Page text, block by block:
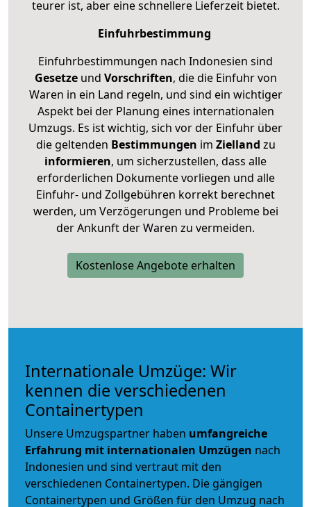
teurer ist, aber eine schnellere Lieferzeit bietet.
Einfuhrbestimmung
Einfuhrbestimmungen nach Indonesien sind
Gesetzeund Vorschriften, die die Einfuhr von
Waren in ein Land regeln, und sind ein wichtiger
Aspekt bei der Planung eines internationalen
Umzugs. Es ist wichtig, sich vor der Einfuhr über
die geltenden Bestimmungen im Zielland zu
informieren, um sicherzustellen, dass alle
erforderlichen Dokumente vorliegen und alle
Einfuhr- und Zollgebühren korrekt berechnet
werden, um Verzögerungen und Probleme bei
der Ankunft der Waren zu vermeiden.
Kostenlose Angebote erhalten
Internationale Umzüge: Wir
kennen die verschiedenen
Containertypen
Unsere Umzugspartner haben umfangreiche
Erfahrung mit internationalen Umzügen nach
Indonesien und sind vertraut mit den
verschiedenen Containertypen. Die gängigen
Containertypen und Größen für den Umzug nach